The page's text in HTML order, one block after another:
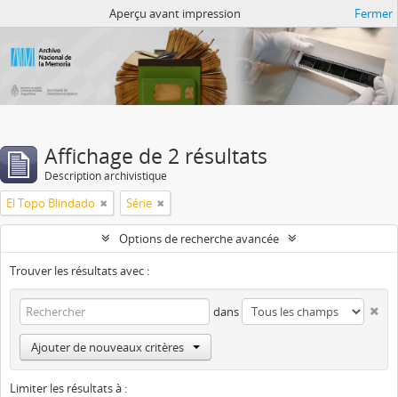
Aperçu avant impression Fermer
Affichage de 2 résultats
Description archivistique
El Topo Blindado Série
Options de recherche avancée
Trouver les résultats avec :
dans
Ajouter de nouveaux critères
Limiter les résultats à :